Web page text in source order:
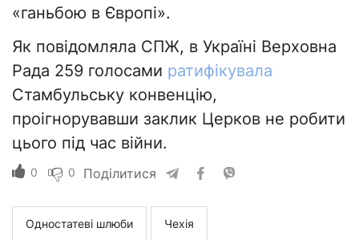
«ганьбою в Європі».
Як повідомляла СПЖ, в Україні Верховна
Рада 259 голосами ратифікувала
Стамбульську конвенцію,
проігнорувавши заклик Церков не робити
цього під час війни.
0 0 Поділитися
Одностатеві шлюби Чехія